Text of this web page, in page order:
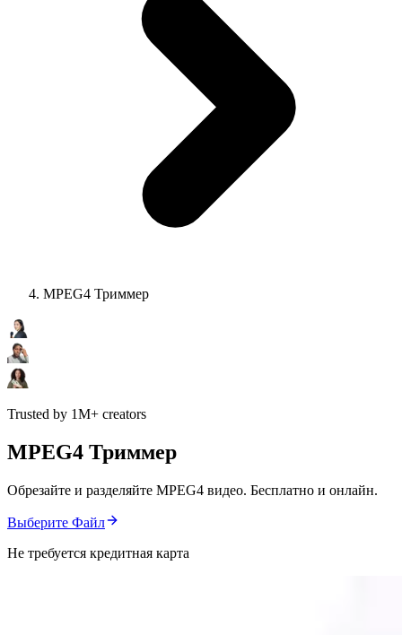
MPEG4 Триммер
Trusted by 1M+ creators
MPEG4 Триммер
Обрезайте и разделяйте MPEG4 видео. Бесплатно и онлайн.
Выберите Файл
Не требуется кредитная карта